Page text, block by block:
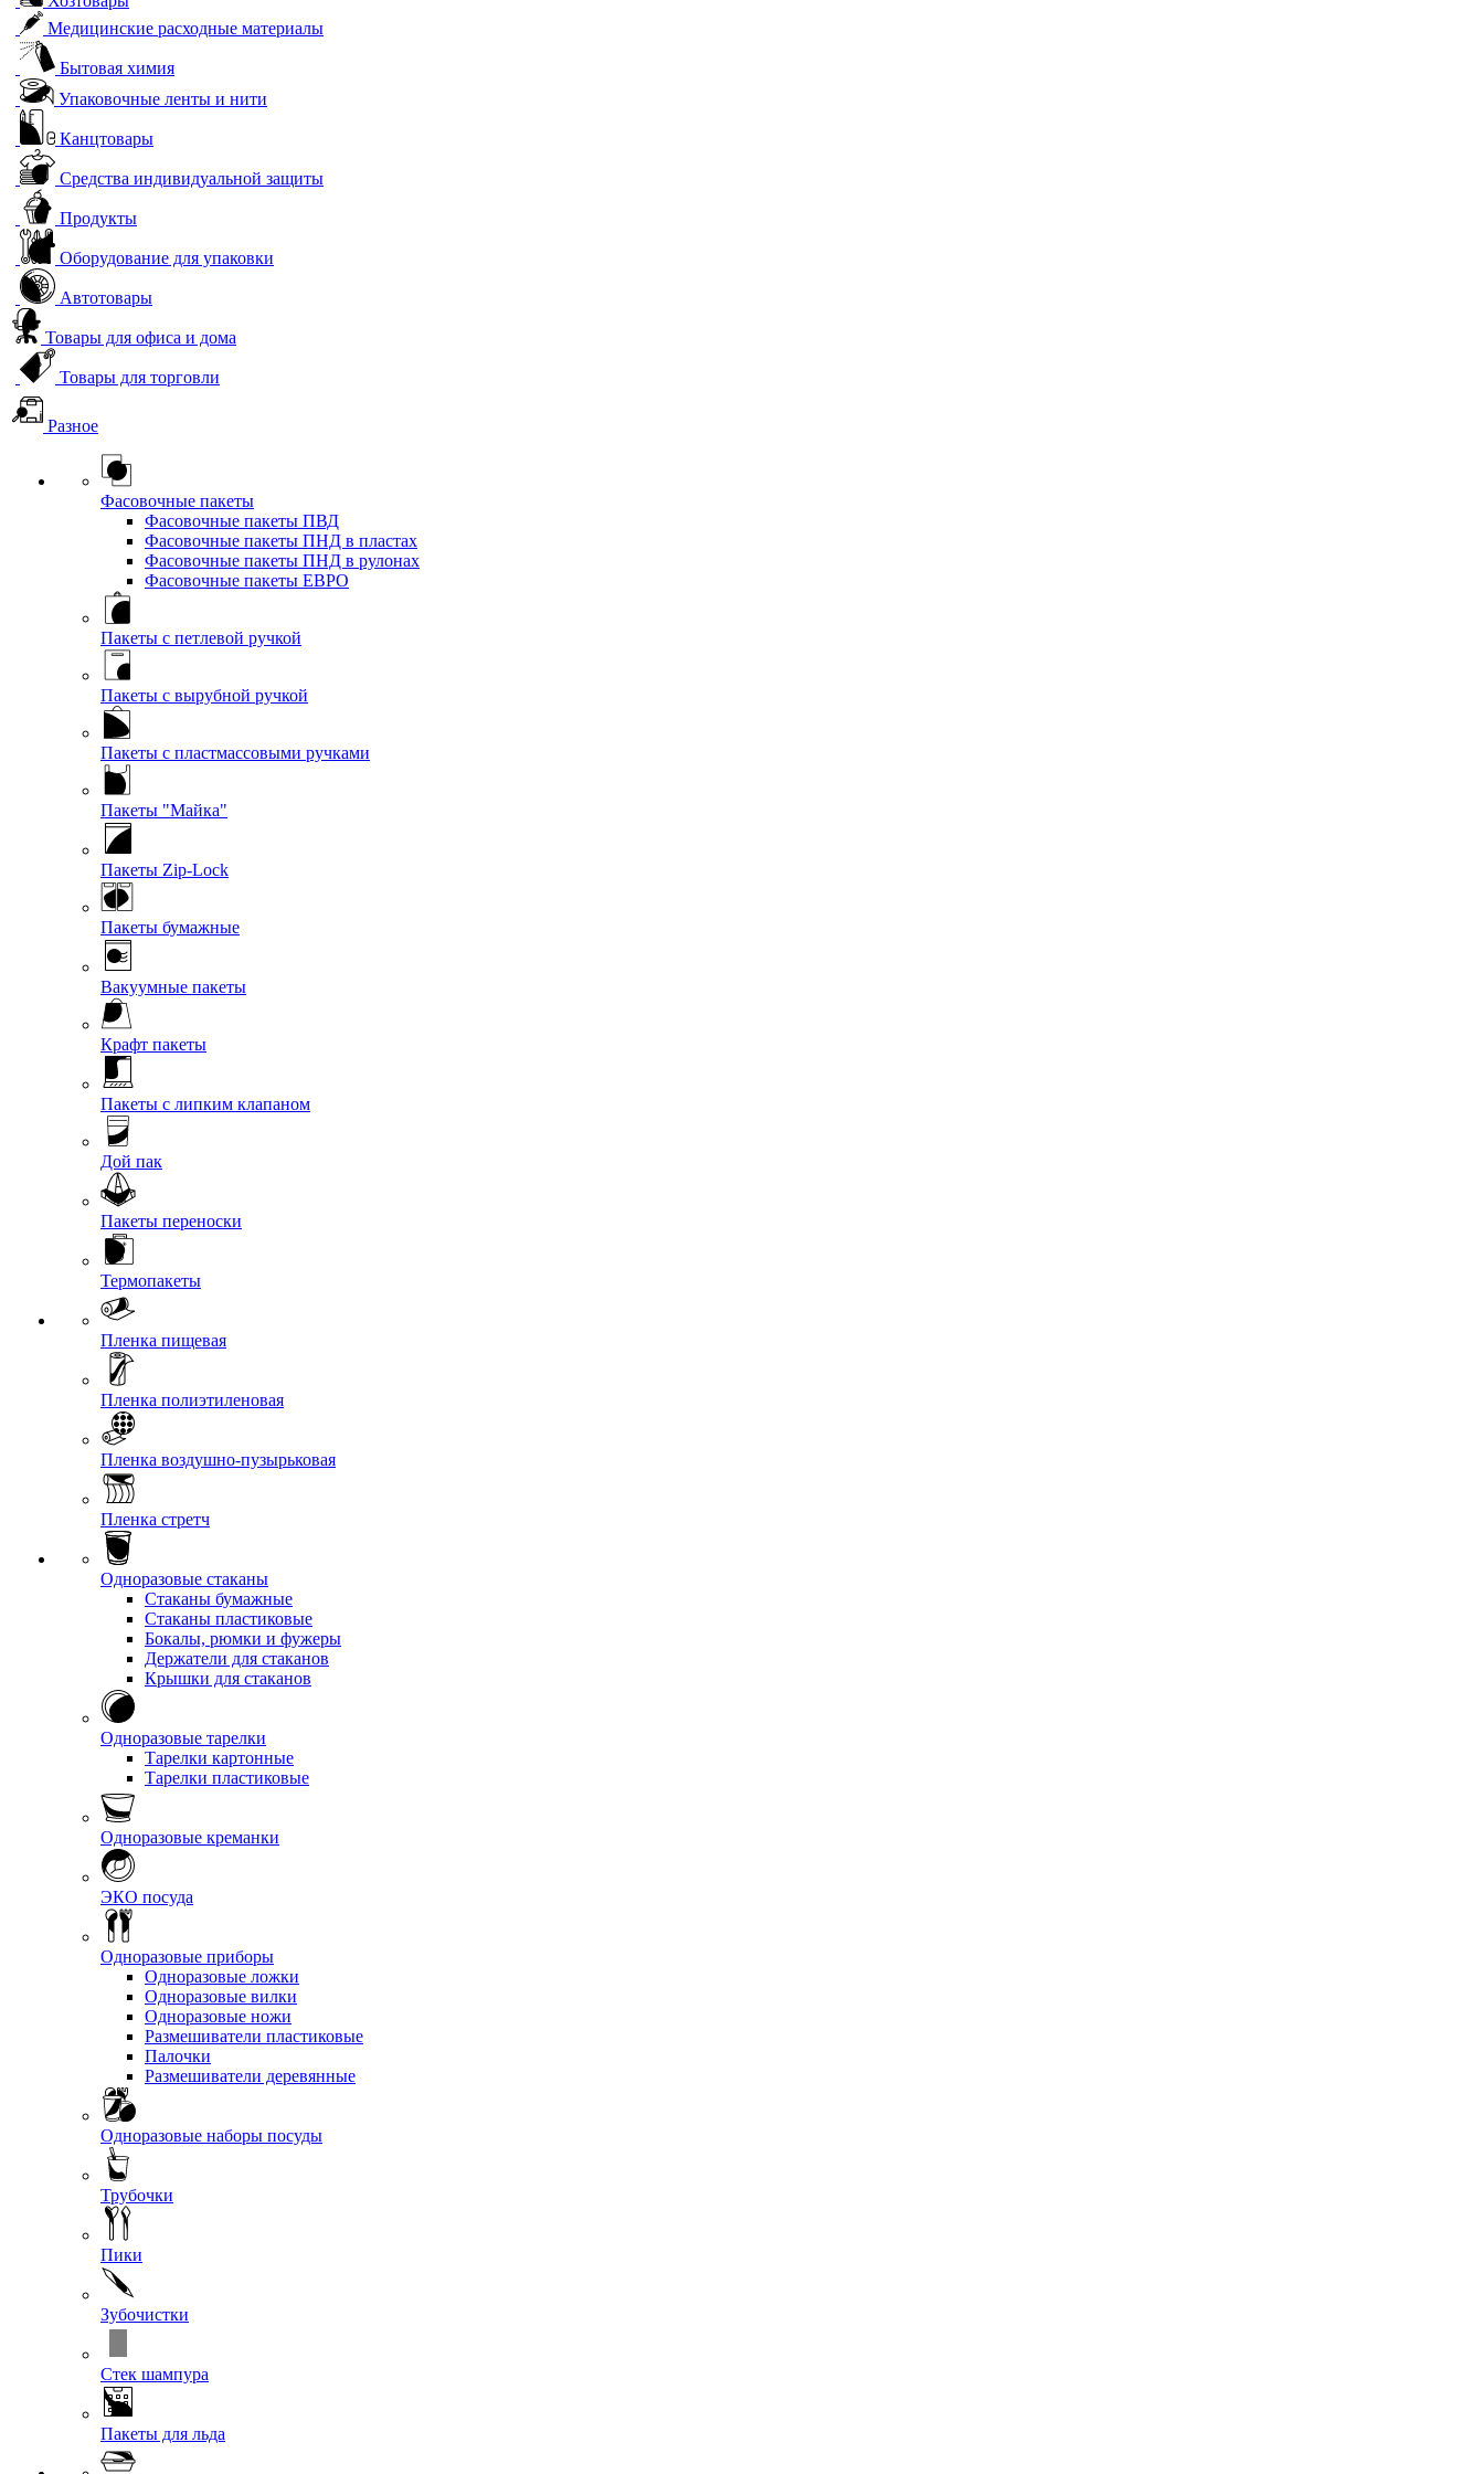
Медицинские расходные материалы
Бытовая химия
Упаковочные ленты и нити
Канцтовары
Средства индивидуальной защиты
Продукты
Оборудование для упаковки
Автотовары
Товары для офиса и дома
Товары для торговли
Разное
Фасовочные пакеты
Фасовочные пакеты ПВД
Фасовочные пакеты ПНД в пластах
Фасовочные пакеты ПНД в рулонах
Фасовочные пакеты ЕВРО
Пакеты с петлевой ручкой
Пакеты с вырубной ручкой
Пакеты с пластмассовыми ручками
Пакеты "Майка"
Пакеты Zip-Lock
Пакеты бумажные
Вакуумные пакеты
Крафт пакеты
Пакеты с липким клапаном
Дой пак
Пакеты переноски
Термопакеты
Пленка пищевая
Пленка полиэтиленовая
Пленка воздушно-пузырьковая
Пленка стретч
Одноразовые стаканы
Стаканы бумажные
Стаканы пластиковые
Бокалы, рюмки и фужеры
Держатели для стаканов
Крышки для стаканов
Одноразовые тарелки
Тарелки картонные
Тарелки пластиковые
Одноразовые креманки
ЭКО посуда
Одноразовые приборы
Одноразовые ложки
Одноразовые вилки
Одноразовые ножи
Размешиватели пластиковые
Палочки
Размешиватели деревянные
Одноразовые наборы посуды
Трубочки
Пики
Зубочистки
Стек шампура
Пакеты для льда